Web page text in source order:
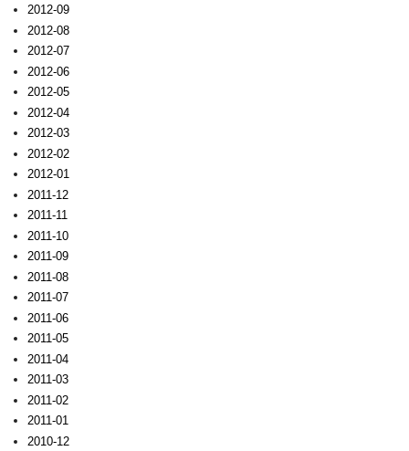
2012-09
2012-08
2012-07
2012-06
2012-05
2012-04
2012-03
2012-02
2012-01
2011-12
2011-11
2011-10
2011-09
2011-08
2011-07
2011-06
2011-05
2011-04
2011-03
2011-02
2011-01
2010-12